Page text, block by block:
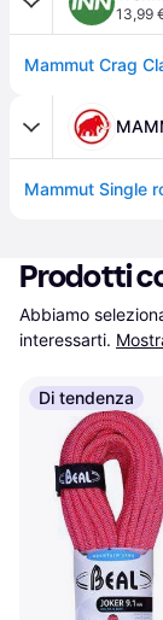
13,99
Prodotti
Abbiamo
interessarti.
Di tendenza